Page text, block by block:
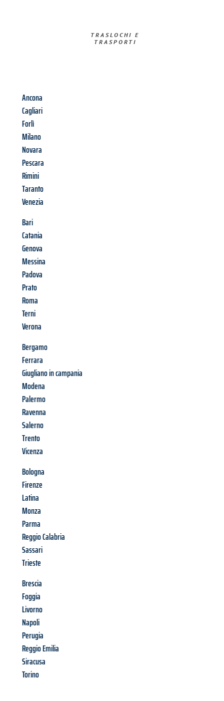
TRASLOCHI E
TRASPORTI​
Ancona
Cagliari
Forlì
Milano
Novara
Pescara
Rimini
Taranto
Venezia
Bari
Catania
Genova
Messina
Padova
Prato
Roma
Terni
Verona
Bergamo
Ferrara
Giugliano in campania
Modena
Palermo
Ravenna
Salerno
Trento
Vicenza
Bologna
Firenze
Latina
Monza
Parma
Reggio Calabria
Sassari
Trieste
Brescia
Foggia
Livorno
Napoli
Perugia
Reggio Emilia
Siracusa
Torino